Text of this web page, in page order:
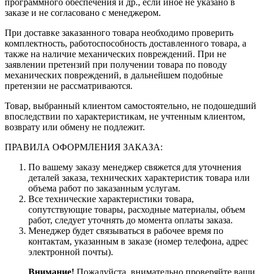
заказе и не согласовано с менеджером.
При доставке заказанного товара необходимо проверить
комплектность, работоспособность доставленного товара, а
также на наличие механических повреждений. При не
заявлении претензий при получении товара по поводу
механических повреждений, в дальнейшем подобные
претензии не рассматриваются.
Товар, выбранный клиентом самостоятельно, не подошедший
впоследствии по характеристикам, не учтенным клиентом,
возврату или обмену не подлежит.
ПРАВИЛА ОФОРМЛЕНИЯ ЗАКАЗА:
По вашему заказу менеджер свяжется для уточнения
деталей заказа, технических характеристик товара или
объема работ по заказанным услугам.
Все технические характеристики товара,
сопутствующие товары, расходные материалы, объем
работ, следует уточнять до момента оплаты заказа.
Менеджер будет связываться в рабочее время по
контактам, указанным в заказе (номер телефона, адрес
электронной почты).
Внимание! Пожалуйста, внимательно проверяйте ваши